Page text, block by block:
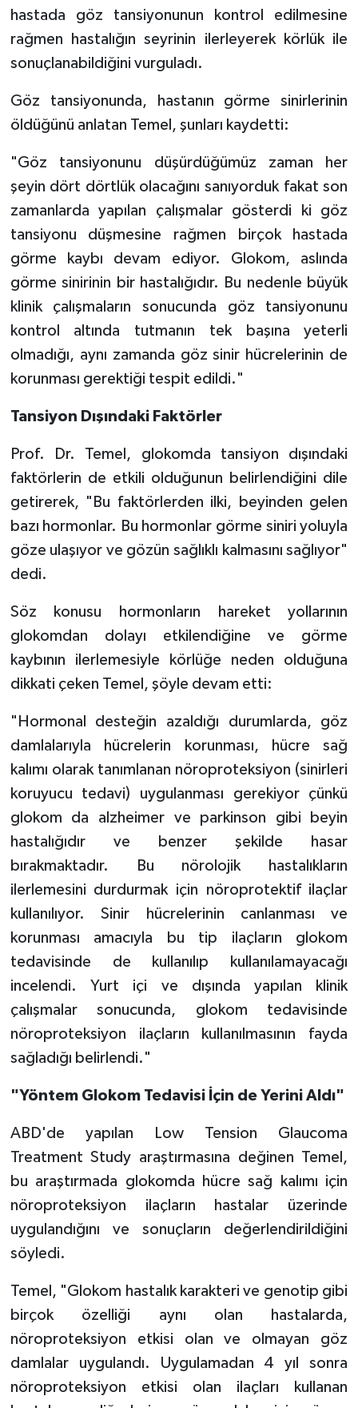
hastada göz tansiyonunun kontrol edilmesine
rağmen hastalığın seyrinin ilerleyerek körlük ile
sonuçlanabildiğini vurguladı.
Göz tansiyonunda, hastanın görme sinirlerinin
öldüğünü anlatan Temel, şunları kaydetti:
"Göz tansiyonunu düşürdüğümüz zaman her
şeyin dört dörtlük olacağını sanıyorduk fakat son
zamanlarda yapılan çalışmalar gösterdi ki göz
tansiyonu düşmesine rağmen birçok hastada
görme kaybı devam ediyor. Glokom, aslında
görme sinirinin bir hastalığıdır. Bu nedenle büyük
klinik çalışmaların sonucunda göz tansiyonunu
kontrol altında tutmanın tek başına yeterli
olmadığı, aynı zamanda göz sinir hücrelerinin de
korunması gerektiği tespit edildi."
Tansiyon Dışındaki Faktörler
Prof. Dr. Temel, glokomda tansiyon dışındaki
faktörlerin de etkili olduğunun belirlendiğini dile
getirerek, "Bu faktörlerden ilki, beyinden gelen
bazı hormonlar. Bu hormonlar görme siniri yoluyla
göze ulaşıyor ve gözün sağlıklı kalmasını sağlıyor"
dedi.
Söz konusu hormonların hareket yollarının
glokomdan dolayı etkilendiğine ve görme
kaybının ilerlemesiyle körlüğe neden olduğuna
dikkati çeken Temel, şöyle devam etti:
"Hormonal desteğin azaldığı durumlarda, göz
damlalarıyla hücrelerin korunması, hücre sağ
kalımı olarak tanımlanan nöroproteksiyon (sinirleri
koruyucu tedavi) uygulanması gerekiyor çünkü
glokom da alzheimer ve parkinson gibi beyin
hastalığıdır ve benzer şekilde hasar
bırakmaktadır. Bu nörolojik hastalıkların
ilerlemesini durdurmak için nöroprotektif ilaçlar
kullanılıyor. Sinir hücrelerinin canlanması ve
korunması amacıyla bu tip ilaçların glokom
tedavisinde de kullanılıp kullanılamayacağı
incelendi. Yurt içi ve dışında yapılan klinik
çalışmalar sonucunda, glokom tedavisinde
nöroproteksiyon ilaçların kullanılmasının fayda
sağladığı belirlendi."
"Yöntem Glokom Tedavisi İçin de Yerini Aldı"
ABD'de yapılan Low Tension Glaucoma
Treatment Study araştırmasına değinen Temel,
bu araştırmada glokomda hücre sağ kalımı için
nöroproteksiyon ilaçların hastalar üzerinde
uygulandığını ve sonuçların değerlendirildiğini
söyledi.
Temel, "Glokom hastalık karakteri ve genotip gibi
birçok özelliği aynı olan hastalarda,
nöroproteksiyon etkisi olan ve olmayan göz
damlalar uygulandı. Uygulamadan 4 yıl sonra
nöroproteksiyon etkisi olan ilaçları kullanan